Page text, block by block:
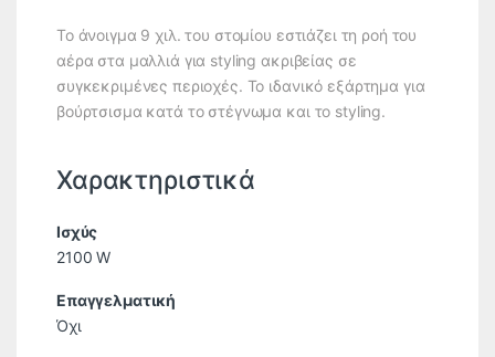
Το άνοιγμα 9 χιλ. του στομίου εστιάζει τη ροή του
αέρα στα μαλλιά για styling ακριβείας σε
συγκεκριμένες περιοχές. Το ιδανικό εξάρτημα για
βούρτσισμα κατά το στέγνωμα και το styling.
Χαρακτηριστικά
Ισχύς
2100 W
Επαγγελματική
Όχι